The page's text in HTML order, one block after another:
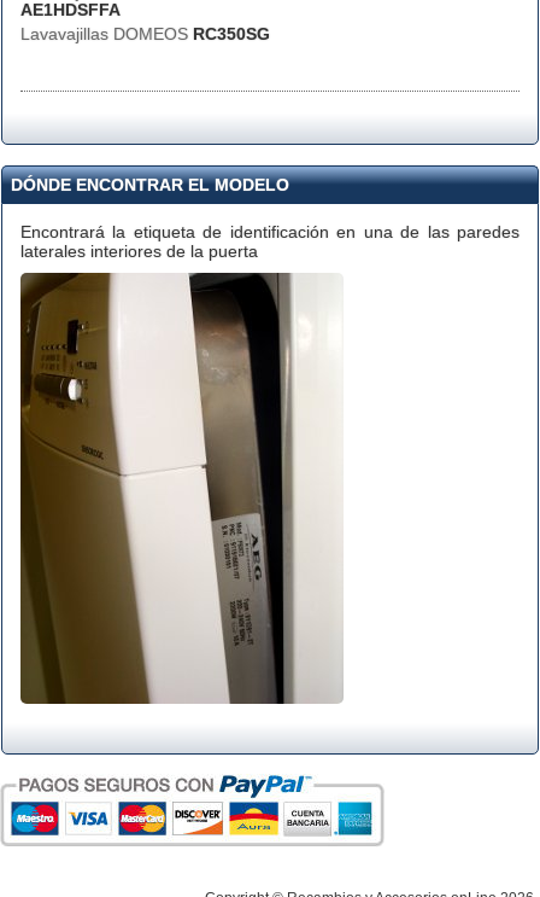
AE1HDSFFA
Lavavajillas DOMEOS RC350SG
DÓNDE ENCONTRAR EL MODELO
Encontrará la etiqueta de identificación en una de las paredes
laterales interiores de la puerta